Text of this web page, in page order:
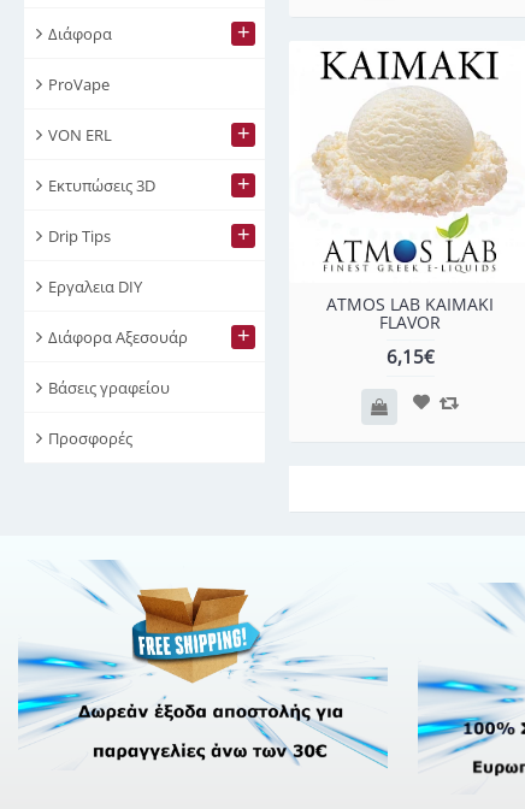
Διάφορα +
ProVape
VON ERL +
Εκτυπώσεις 3D +
Drip Tips +
Εργαλεια DIY
Διάφορα Αξεσουάρ +
Βάσεις γραφείου
Προσφορές
ATMOS LAB KAIMAKI
FLAVOR
6,15€